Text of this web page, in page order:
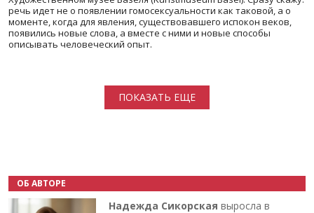
речь идет не о появлении гомосексуальности как таковой, а о
моменте, когда для явления, существовавшего испокон веков,
появились новые слова, а вместе с ними и новые способы
описывать человеческий опыт.
ПОКАЗАТЬ ЕЩЕ
ОБ АВТОРЕ
Надежда Сикорская выросла в